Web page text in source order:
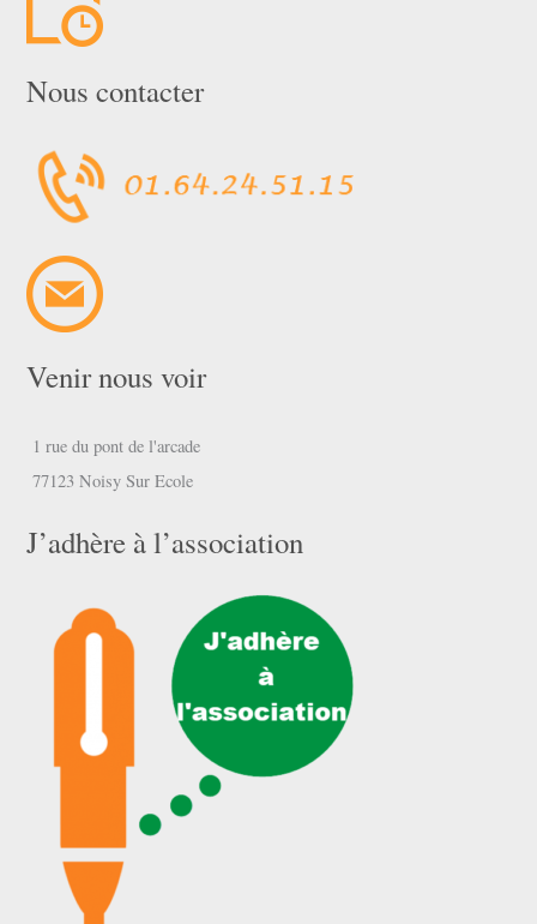
Nous contacter
Venir nous voir
1 rue du pont de l'arcade
77123 Noisy Sur Ecole
J’adhère à l’association